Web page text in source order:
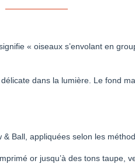
« oiseaux s’envolant en
dans la lumière. Le fond
Ball, appliquées selon les
or jusqu’à des tons